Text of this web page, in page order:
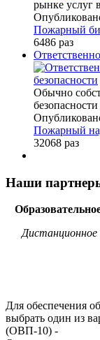
рынке услуг
Пожарный
6486 раз
Обычно
Пожарный
32068 раз
Наши
Дистанционное
Для обеспечения
выбрать один из
(ОВП-10) -